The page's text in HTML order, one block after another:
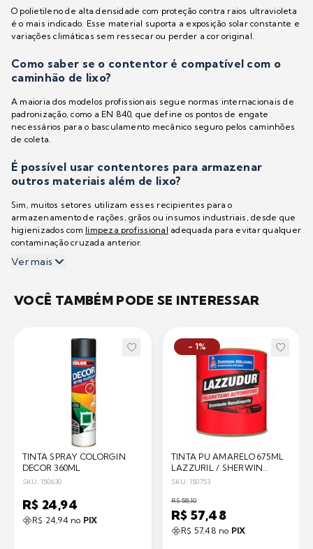
O polietileno de alta densidade com proteção contra raios ultravioleta
é o mais indicado. Esse material suporta a exposição solar constante e
variações climáticas sem ressecar ou perder a cor original.
Como saber se o contentor é compatível com o
caminhão de lixo?
A maioria dos modelos profissionais segue normas internacionais de
padronização, como a EN 840, que define os pontos de engate
necessários para o basculamento mecânico seguro pelos caminhões
de coleta.
É possível usar contentores para armazenar
outros materiais além de lixo?
Sim, muitos setores utilizam esses recipientes para o
armazenamento de rações, grãos ou insumos industriais, desde que
higienizados com limpeza profissional adequada para evitar qualquer
contaminação cruzada anterior.
Ver mais
VOCÊ TAMBÉM PODE SE INTERESSAR
TINTA SPRAY COLORGIN
DECOR 360ML
SKU: 150630
R$ 24,94
R$ 24,94 no PIX
TINTA PU AMARELO 675ML
LAZZURIL / SHERWIN
WILLIAMS
SKU: 150753
R$ 58,10
R$ 57,48
R$ 57,48 no PIX
- 1%